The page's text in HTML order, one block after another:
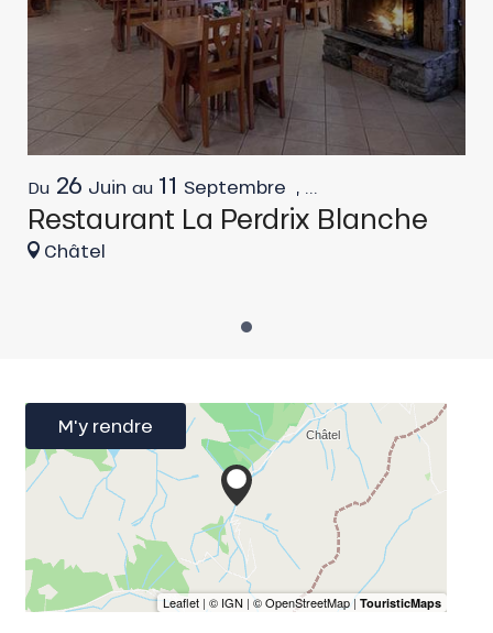
Du 26 Juin au 11 Septembre , ...
Restaurant La Perdrix Blanche
Châtel
M'y rendre